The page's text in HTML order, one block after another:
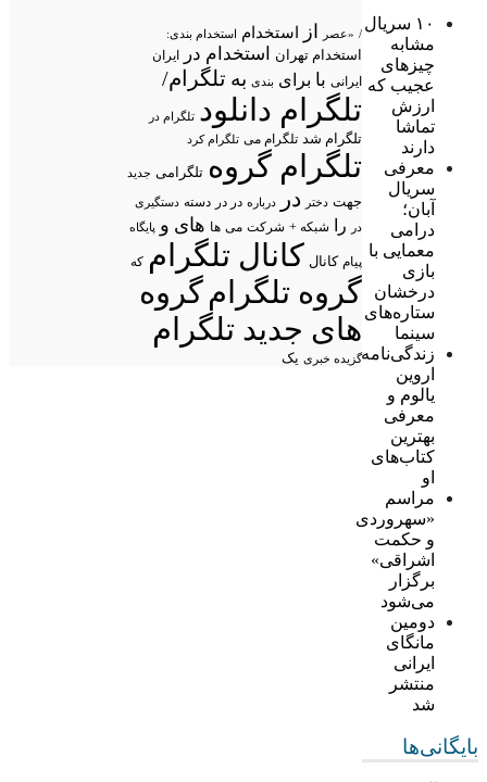
۱۰ سریال
مشابه
چیزهای
عجیب که
ارزش
تماشا
دارند
معرفی
سریال
آبان؛
درامی
معمایی با
بازی
درخشان
ستاره‌های
سینما
زندگی‌نامه
اروین
یالوم و
معرفی
بهترین
کتاب‌های
او
مراسم
«سهروردی
و حکمت
اشراقی»
برگزار
می‌شود
دومین
مانگای
ایرانی
منتشر
شد
بایگانی‌ها
/ «عصر از استخدام استخدام بندی:
استخدام تهران استخدام در ایران
ایرانی با برای بندی به تلگرام/
تلگرام دانلود تلگرام در
تلگرام شد تلگرام می تلگرام کرد
تلگرام گروه تلگرامی جدید
جهت دختر در درباره در در دسته دستگیری
در
را شبکه + شرکت می ها های و پایگاه
پیام کانال کانال تلگرام که
گروه تلگرامگروه
های جدید تلگرام
گزیده خبری یک